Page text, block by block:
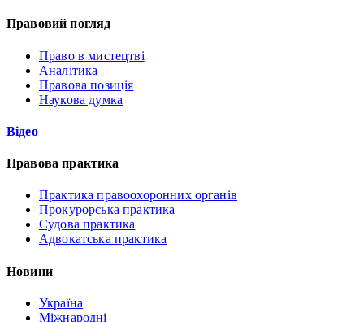
Правовий погляд
Право в мистецтві
Аналітика
Правова позиція
Наукова думка
Відео
Правова практика
Практика правоохоронних органів
Прокурорська практика
Судова практика
Адвокатська практика
Новини
Україна
Міжнародні